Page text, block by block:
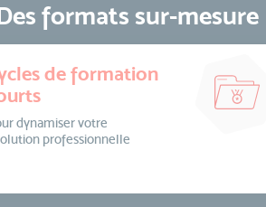
formats sur-mesure
de formation
dynamiser votre
professionnelle